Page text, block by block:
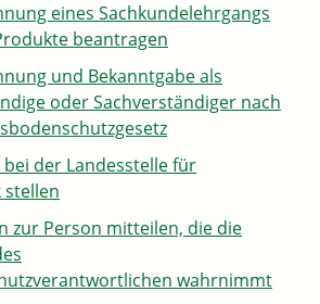
eines Sachkundelehrgangs
beantragen
und Bekanntgabe als
oder Sachverständiger nach
bei der Landesstelle für
stellen
zur Person mitteilen, die die
wahrnimmt